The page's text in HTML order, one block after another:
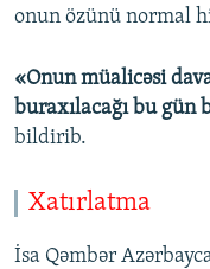
onun özünü normal
«Onun müalicəsi
buraxılacağı bu gün
bildirib.
Xatırlatma
İsa Qəmbər